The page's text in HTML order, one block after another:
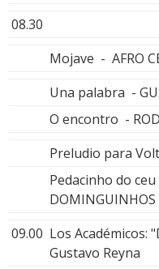
08.30
Mojave - AFRO
Una palabra -
O encontro -
Preludio para
Pedacinho do
DOMINGUINHOS
09.00 Los Académicos:
Gustavo Reyna